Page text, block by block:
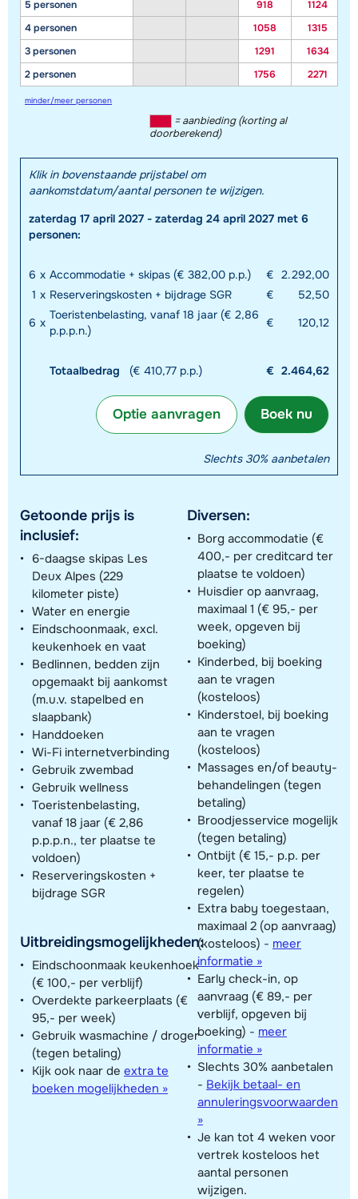
5 personen
4 personen
3 personen
2 personen
918
1124
1058
1315
1291
1634
1756
2271
minder/meer personen
= aanbieding (korting al
doorberekend)
Klik in bovenstaande prijstabel om
aankomstdatum/aantal personen te wijzigen.
zaterdag 17 april 2027 - zaterdag 24 april 2027 met 6
personen:
6 x Accommodatie + skipas (€ 382,00 p.p.) € 2.292,00
1 x Reserveringskosten + bijdrage SGR €
52,50
6 x
Toeristenbelasting, vanaf 18 jaar (€ 2,86
p.p.p.n.)
€ 120,12
Totaalbedrag (€ 410,77 p.p.) € 2.464,62
Boek nu
Optie aanvragen
Slechts 30% aanbetalen
Getoonde prijs is
inclusief:
6-daagse skipas Les
Deux Alpes (229
kilometer piste)
Water en energie
Eindschoonmaak, excl.
keukenhoek en vaat
Bedlinnen, bedden zijn
opgemaakt bij aankomst
(m.u.v. stapelbed en
slaapbank)
Handdoeken
Wi-Fi internetverbinding
Gebruik zwembad
Gebruik wellness
Toeristenbelasting,
vanaf 18 jaar (€ 2,86
p.p.p.n., ter plaatse te
voldoen)
Reserveringskosten +
bijdrage SGR
Uitbreidingsmogelijkheden:
Eindschoonmaak keukenhoek
(€ 100,- per verblijf)
Overdekte parkeerplaats (€
95,- per week)
Gebruik wasmachine / droger
(tegen betaling)
Kijk ook naar de extra te
boeken mogelijkheden »
Diversen:
Borg accommodatie (€
400,- per creditcard ter
plaatse te voldoen)
Huisdier op aanvraag,
maximaal 1 (€ 95,- per
week, opgeven bij
boeking)
Kinderbed, bij boeking
aan te vragen
(kosteloos)
Kinderstoel, bij boeking
aan te vragen
(kosteloos)
Massages en/of beauty-
behandelingen (tegen
betaling)
Broodjesservice mogelijk
(tegen betaling)
Ontbijt (€ 15,- p.p. per
keer, ter plaatse te
regelen)
Extra baby toegestaan,
maximaal 2 (op aanvraag)
(kosteloos) - meer
informatie »
Early check-in, op
aanvraag (€ 89,- per
verblijf, opgeven bij
boeking) - meer
informatie »
Slechts 30% aanbetalen
- Bekijk betaal- en
annuleringsvoorwaarden
»
Je kan tot 4 weken voor
vertrek kosteloos het
aantal personen
wijzigen.